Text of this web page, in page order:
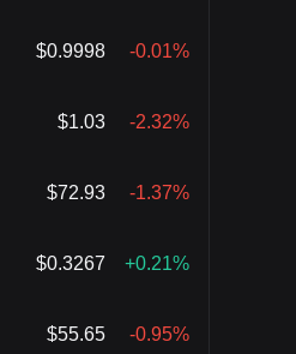
$0.9998 -0.01%
$1.03 -2.32%
$72.93 -1.37%
$0.3267 +0.21%
$55.65 -0.95%